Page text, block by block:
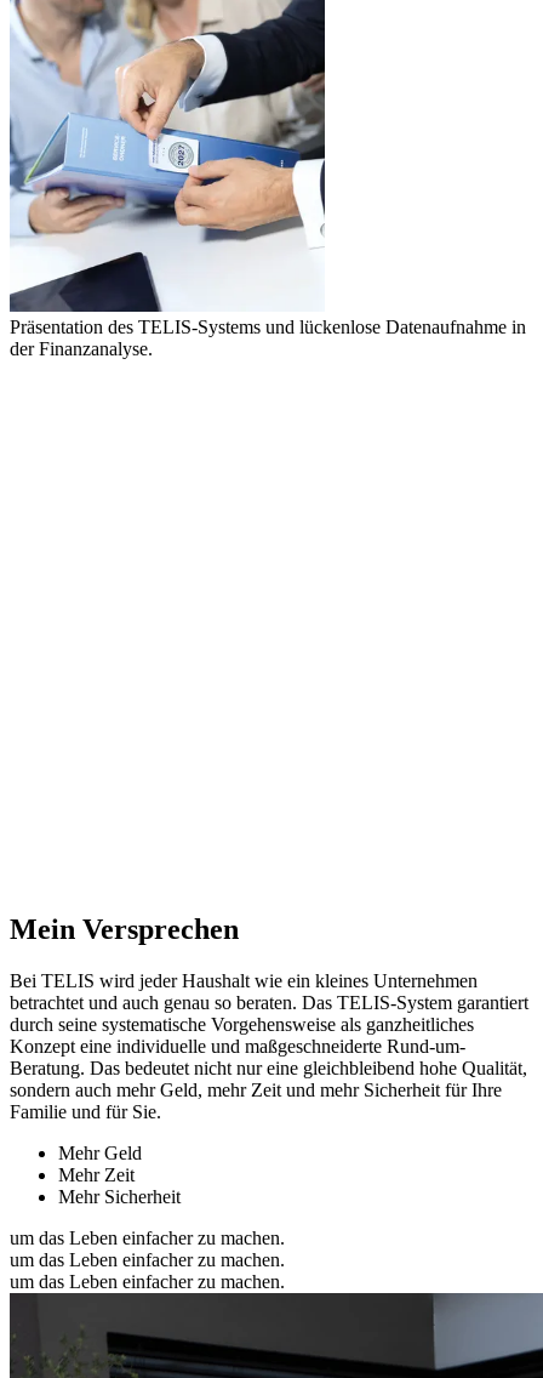
Präsentation des TELIS-Systems und lückenlose Datenaufnahme in
der Finanzanalyse.
Mein Versprechen
Bei TELIS wird jeder Haushalt wie ein kleines Unternehmen
betrachtet und auch genau so beraten. Das TELIS-System garantiert
durch seine systematische Vorgehensweise als ganzheitliches
Konzept eine individuelle und maßgeschneiderte Rund-um-
Beratung. Das bedeutet nicht nur eine gleichbleibend hohe Qualität,
sondern auch mehr Geld, mehr Zeit und mehr Sicherheit für Ihre
Familie und für Sie.
Mehr Geld
Mehr Zeit
Mehr Sicherheit
um das Leben einfacher zu machen.
um das Leben einfacher zu machen.
um das Leben einfacher zu machen.